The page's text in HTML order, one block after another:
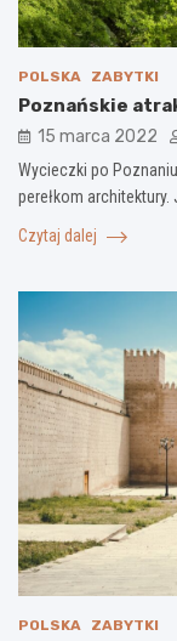
POLSKA ZABYTKI
Poznańskie
15 marca 2022
Wycieczki po
perełkom
Czytaj dalej
POLSKA ZABYTKI